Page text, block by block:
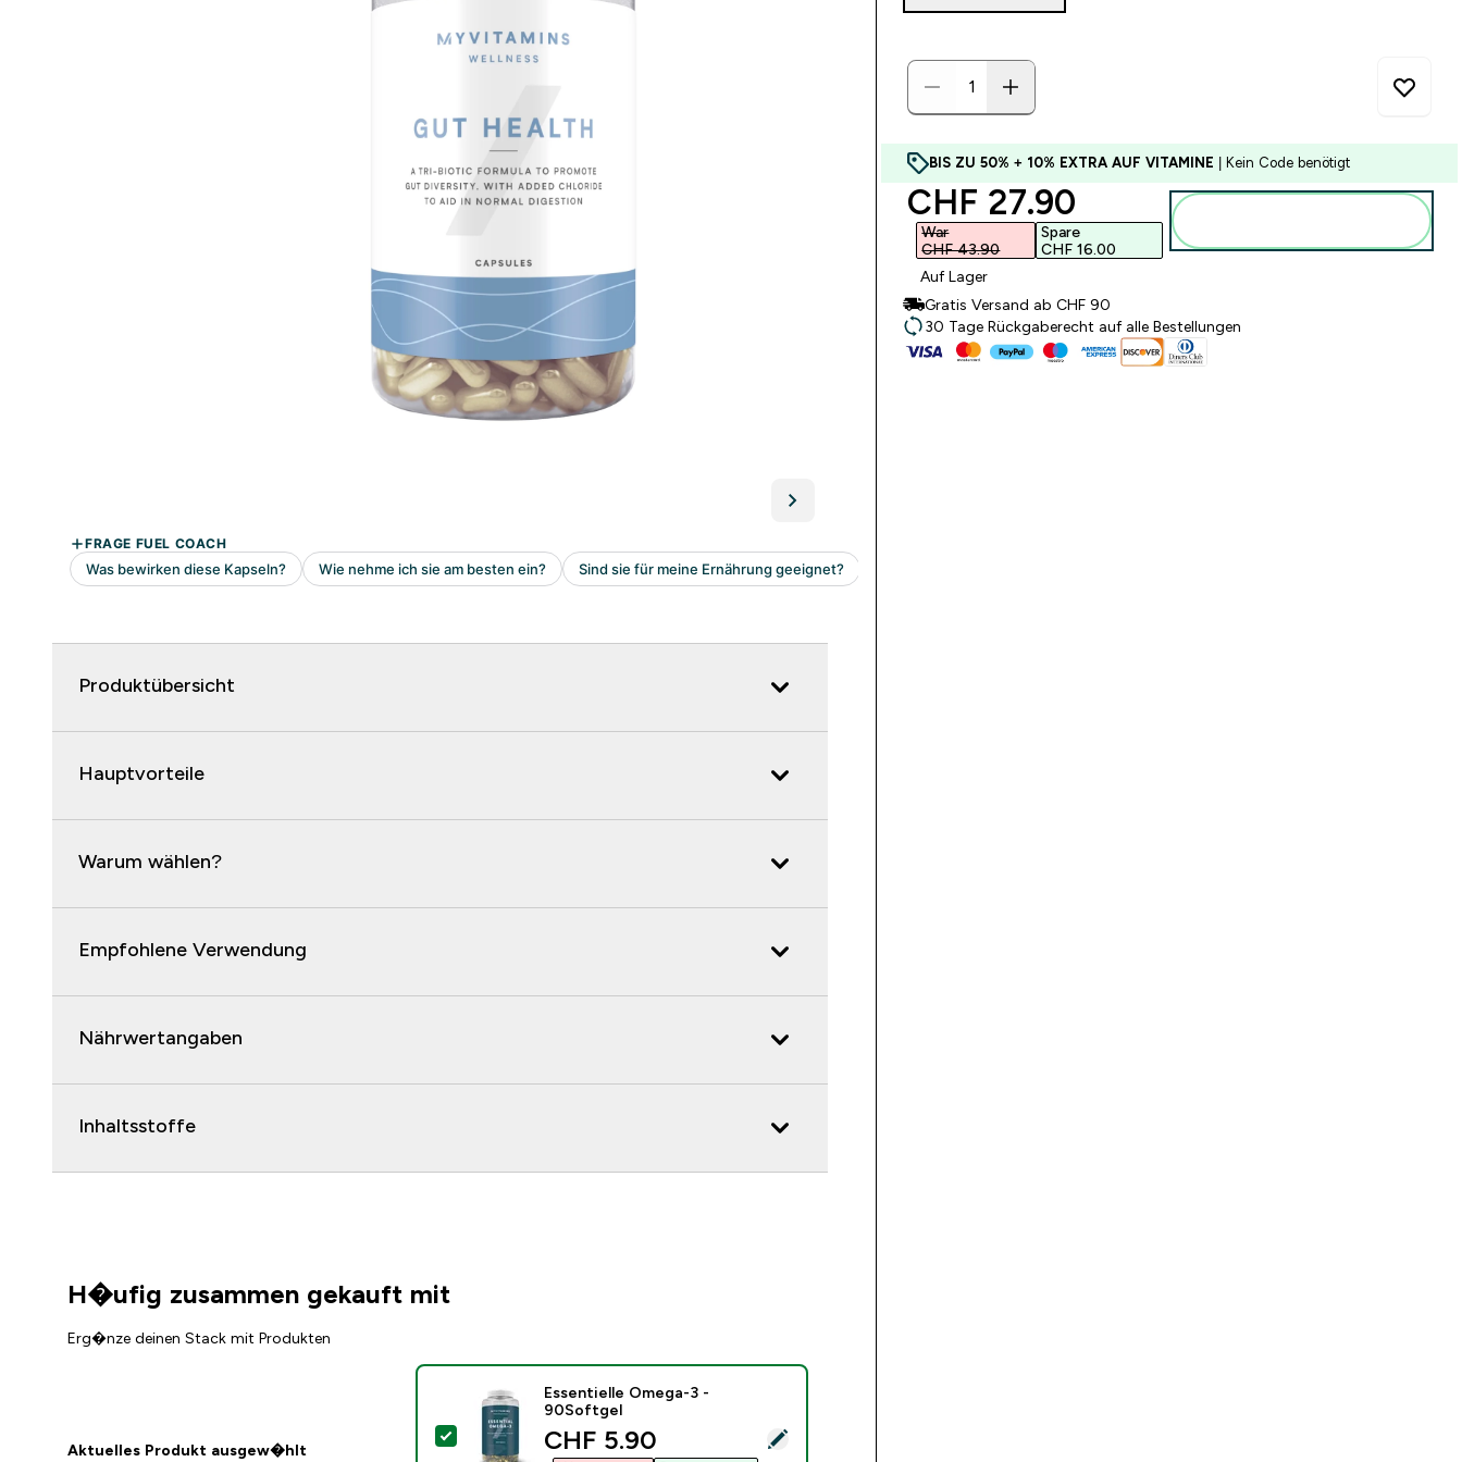
Produktübersicht
Hauptvorteile
Warum wählen?
Empfohlene Verwendung
Nährwertangaben
Inhaltsstoffe
H�ufig zusammen gekauft mit
Erg�nze deinen Stack mit Produkten
Aktuelles Produkt ausgew�hlt
Dieses Produkt ausw�hlen - Essentielle Omega-3 - 90Softgel
Essentielle Omega-3 -
90Softgel
discounted price
CHF 5.90‎
BIS ZU 50% + 10% EXTRA AUF VITAMINE | Kein Code benötigt
discounted price
CHF 27.90‎
War
CHF 43.90‎
Spare
CHF 16.00‎
Auf Lager
Gratis Versand ab CHF 90
30 Tage Rückgaberecht auf alle Bestellungen